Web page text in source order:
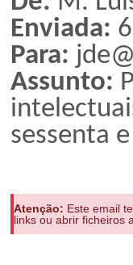
Enviada:
Para:
Assunto:
sessenta
Atenção: Este email
links ou abrir ficheiros